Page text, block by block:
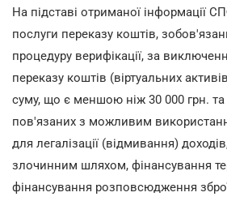
На підставі отриманої інформації
послуги переказу коштів,
процедуру верифікації, за
переказу коштів (віртуальних
суму, що є меншою ніж 30 000 грн.
пов'язаних з можливим
для легалізації (відмивання)
злочинним шляхом, фінансування
фінансування розповсюдження